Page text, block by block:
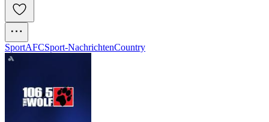
SportAFCSport-NachrichtenCountry